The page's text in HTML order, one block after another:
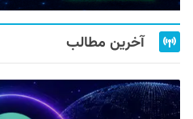
آخرین مطالب